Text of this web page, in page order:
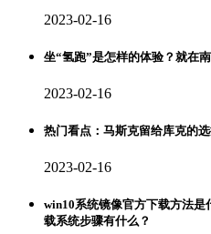
2023-02-16
坐“氢跑”是怎样的体验？就在
2023-02-16
热门看点：马斯克留给库克的
2023-02-16
win10系统镜像官方下载方法
载系统步骤有什么？